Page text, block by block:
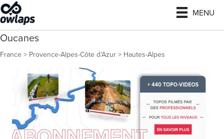
MENU
Oucanes
France> Provence-Alpes-Côte d’Azur> Hautes-Alpes